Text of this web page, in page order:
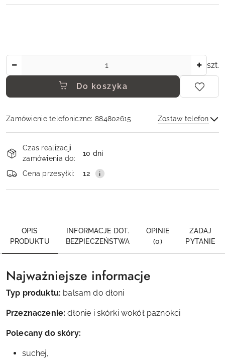
szt.
Do koszyka
Zamówienie telefoniczne: 884802615 Zostaw telefon
i
dostawa
Czas realizacji
zamówienia do:
10 dni
Cena przesyłki: 12
OPIS
PRODUKTU
INFORMACJE DOT.
BEZPIECZEŃSTWA
OPINIE
(0)
ZADAJ
PYTANIE
Najważniejsze informacje
Typ produktu: balsam do dłoni
Przeznaczenie: dłonie i skórki wokół paznokci
Polecany do skóry:
suchej,